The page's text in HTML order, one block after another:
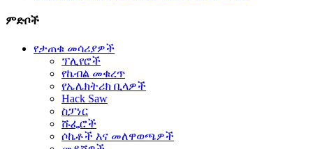
ምድቦች
የታጠቁ መሳሪያዎች
ፕሊየሮች
የኬብል መቁረጥ
የኤሌክትሪክ ቢላዎች
Hack Saw
ስፓነር
ሹፌሮች
ሶኬቶች እና መለዋወጫዎች